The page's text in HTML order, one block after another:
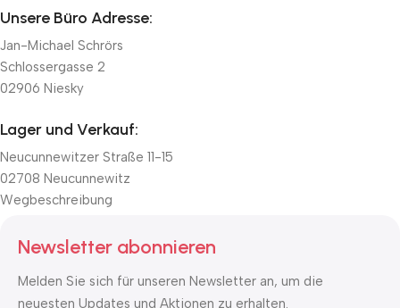
Unsere Büro Adresse:
Jan-Michael Schrörs
Schlossergasse 2
02906 Niesky
Lager und Verkauf:
Neucunnewitzer Straße 11-15
02708 Neucunnewitz
Wegbeschreibung
Newsletter abonnieren
Melden Sie sich für unseren Newsletter an, um die
neuesten Updates und Aktionen zu erhalten.